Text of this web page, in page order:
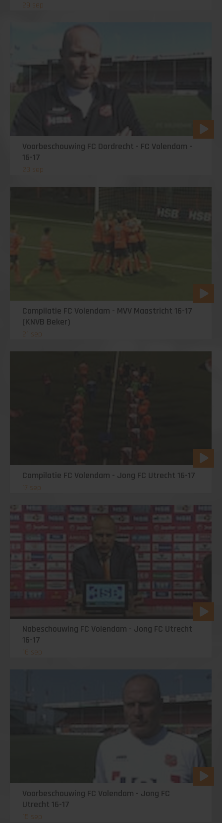
29 sep
Voorbeschouwing FC Dordrecht - FC Volendam -
16-17
23 sep
Compilatie FC Volendam - MVV Maastricht 16-17
(KNVB Beker)
21 sep
Compilatie FC Volendam - Jong FC Utrecht 16-17
17 sep
Nabeschouwing FC Volendam - Jong FC Utrecht
16-17
16 sep
Voorbeschouwing FC Volendam - Jong FC
Utrecht 16-17
15 sep